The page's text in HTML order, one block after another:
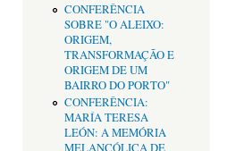
CONFERÊNCIA
SOBRE "O ALEIXO:
ORIGEM,
TRANSFORMAÇÃO E
ORIGEM DE UM
BAIRRO DO PORTO"
CONFERÊNCIA:
MARÍA TERESA
LEÓN: A MEMÓRIA
MELANCÓLICA DE